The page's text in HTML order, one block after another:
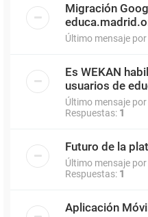
Migración
Último mensaje por
Es WEKAN
usuarios de
Último mensaje por
Respuestas: 1
Futuro de la
Último mensaje por
Respuestas: 1
Aplicación